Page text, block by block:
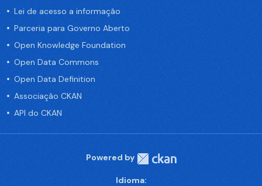
Lei de acesso a informação
Parceria para Governo Aberto
Open Knowledge Foundation
Open Data Commons
Open Data Definition
Associação CKAN
API do CKAN
Powered by
Idioma